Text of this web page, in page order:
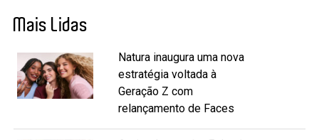
Mais Lidas
Natura inaugura uma nova
estratégia voltada à
Geração Z com
relançamento de Faces